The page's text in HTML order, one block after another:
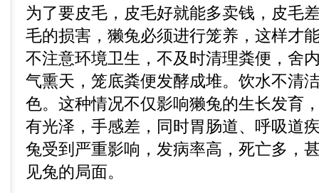
为了要皮毛，皮毛好就能多卖钱，皮毛
毛的损害，獭兔必须进行笼养，这样才
不注意环境卫生，不及时清理粪便，舍
气熏天，笼底粪便发酵成堆。饮水不清
色。这种情况不仅影响獭兔的生长发育
有光泽，手感差，同时胃肠道、呼吸道
兔受到严重影响，发病率高，死亡多，
见兔的局面。